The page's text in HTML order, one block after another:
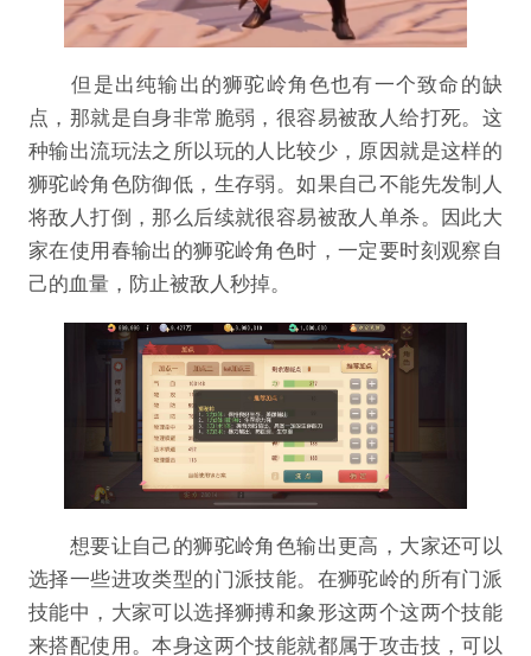
但是出纯输出的狮驼岭角色也有一个致命的缺
点，那就是自身非常脆弱，很容易被敌人给打死。这
种输出流玩法之所以玩的人比较少，原因就是这样的
狮驼岭角色防御低，生存弱。如果自己不能先发制人
将敌人打倒，那么后续就很容易被敌人单杀。因此大
家在使用春输出的狮驼岭角色时，一定要时刻观察自
己的血量，防止被敌人秒掉。
想要让自己的狮驼岭角色输出更高，大家还可以
选择一些进攻类型的门派技能。在狮驼岭的所有门派
技能中，大家可以选择狮搏和象形这两个这两个技能
来搭配使用。本身这两个技能就都属于攻击技，可以